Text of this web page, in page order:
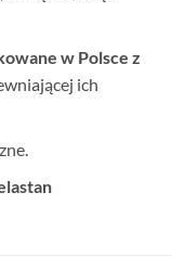
w Polsce z
ich